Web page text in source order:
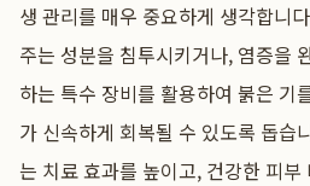
생 관리를 매우 중요하게 생각합니
주는 성분을 침투시키거나, 염증을
하는 특수 장비를 활용하여 붉은 기
가 신속하게 회복될 수 있도록 돕습
는 치료 효과를 높이고, 건강한 피